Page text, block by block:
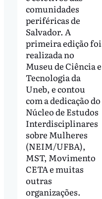
comunidades
periféricas de
Salvador. A
primeira edição foi
realizada no
Museu de Ciência e
Tecnologia da
Uneb, e contou
com a dedicação do
Núcleo de Estudos
Interdisciplinares
sobre Mulheres
(NEIM/UFBA),
MST, Movimento
CETA e muitas
outras
organizações.